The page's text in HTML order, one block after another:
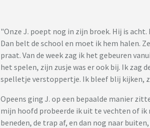
"Onze J. poept nog in zijn broek. Hij is
Dan belt de school en moet ik hem halen.
praat. Van de week zag ik het gebeuren
het spelen, zijn zusje was er ook bij. Ik zag
spelletje verstoppertje. Ik bleef blij kijken,
Opeens ging J. op een bepaalde manier
mijn hoofd probeerde ik uit te vechten of
beneden, de trap af, en dan nog naar